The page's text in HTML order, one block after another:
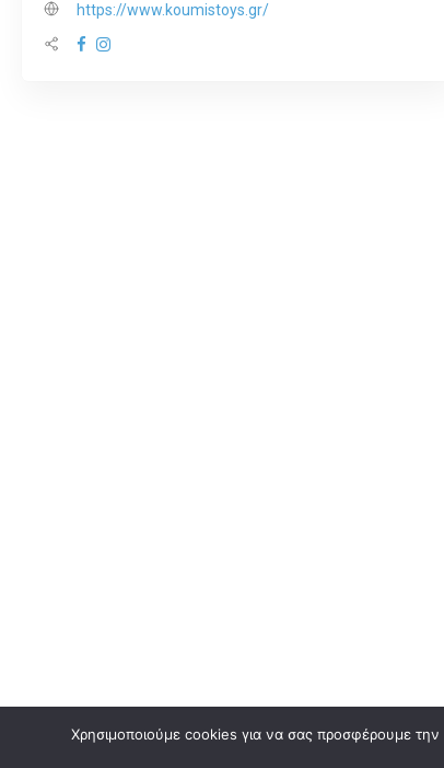
https://www.koumistoys.gr/
Χρησιμοποιούμε cookies για να σας προσφέρουμε την